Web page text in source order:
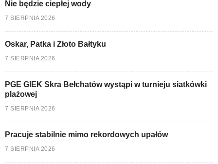
Nie będzie ciepłej wody
7 SIERPNIA 2026
Oskar, Patka i Złoto Bałtyku
7 SIERPNIA 2026
PGE GIEK Skra Bełchatów wystąpi w turnieju siatkówki
plażowej
7 SIERPNIA 2026
Pracuje stabilnie mimo rekordowych upałów
7 SIERPNIA 2026